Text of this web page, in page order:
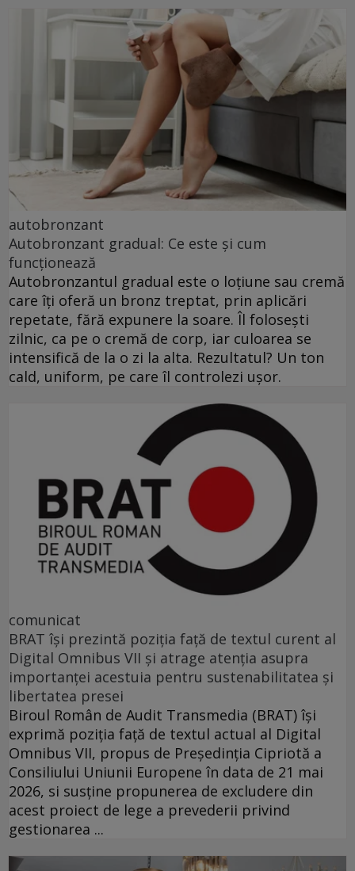
autobronzant
Autobronzant gradual: Ce este și cum
funcționează
Autobronzantul gradual este o loțiune sau cremă
care îți oferă un bronz treptat, prin aplicări
repetate, fără expunere la soare. Îl folosești
zilnic, ca pe o cremă de corp, iar culoarea se
intensifică de la o zi la alta. Rezultatul? Un ton
cald, uniform, pe care îl controlezi ușor.
comunicat
BRAT își prezintă poziția față de textul curent al
Digital Omnibus VII și atrage atenția asupra
importanței acestuia pentru sustenabilitatea și
libertatea presei
Biroul Român de Audit Transmedia (BRAT) își
exprimă poziția față de textul actual al Digital
Omnibus VII, propus de Președinția Cipriotă a
Consiliului Uniunii Europene în data de 21 mai
2026, si susține propunerea de excludere din
acest proiect de lege a prevederii privind
gestionarea ...